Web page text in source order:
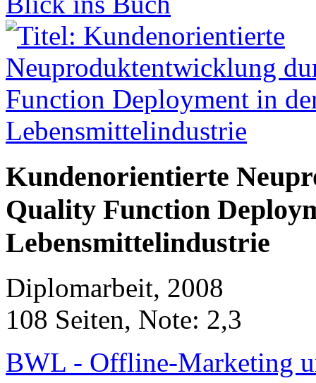
Kundenorientierte
Quality Function
Lebensmittelindustrie
Diplomarbeit, 2008
108 Seiten, Note: 2,3
BWL - Offline-Marketing